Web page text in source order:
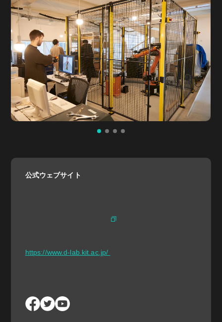
公式ウェブサイト
https://www.d-lab.kit.ac.jp/